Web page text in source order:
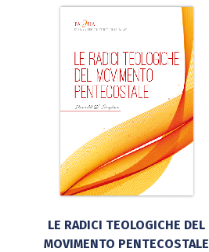
LE RADICI TEOLOGICHE DEL
MOVIMENTO PENTECOSTALE